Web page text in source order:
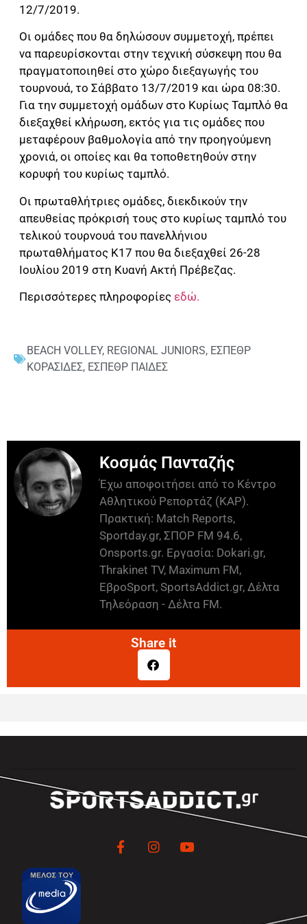
12/7/2019.
Οι ομάδες που θα δηλώσουν συμμετοχή, πρέπει
να παρευρίσκονται στην τεχνική σύσκεψη που θα
πραγματοποιηθεί στο χώρο διεξαγωγής του
τουρνουά, το Σάββατο 13/7/2019 και ώρα 08:30.
Για την συμμετοχή ομάδων στο Κυρίως Ταμπλό θα
διεξαχθεί κλήρωση, εκτός για τις ομάδες που
μεταφέρουν βαθμολογία από την προηγούμενη
χρονιά, οι οποίες και θα τοποθετηθούν στην
κορυφή του κυρίως ταμπλό.
Οι πρωταθλήτριες ομάδες, διεκδικούν την
απευθείας πρόκρισή τους στο κυρίως ταμπλό του
τελικού τουρνουά του πανελλήνιου
πρωταθλήματος Κ17 που θα διεξαχθεί 26-28
Ιουλίου 2019 στη Κυανή Ακτή Πρέβεζας.
Περισσότερες πληροφορίες εδώ.
BEACH VOLLEY, REGIONAL JUNIORS, ΕΣΠΕΘΡ
ΚΟΡΑΣΙΔΕΣ, ΕΣΠΕΘΡ ΠΑΙΔΕΣ
Κοσμάς Πανταζής
Έχω αποφοιτήσει από το Κέντρο
Αθλητικού Ρεπορτάζ (ΚΑΡ).
Πρακτική: Match Reports,
Sportday.gr, ΣΠΟΡ FM 94.6,
Onsports.gr. Εργασία: Dokari.gr,
Thrakinet TV, Maximum FM,
ΕβροSport, SportsAddict.gr, Δέλτα
Τηλεόραση - Δέλτα FM.
Share it